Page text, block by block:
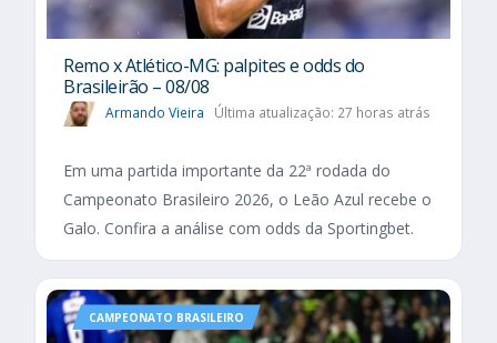
Remo x Atlético-MG: palpites e odds do
Brasileirão – 08/08
Armando Vieira Última atualização: 27 horas atrás
Em uma partida importante da 22ª rodada do
Campeonato Brasileiro 2026, o Leão Azul recebe o
Galo. Confira a análise com odds da Sportingbet.
CAMPEONATO BRASILEIRO